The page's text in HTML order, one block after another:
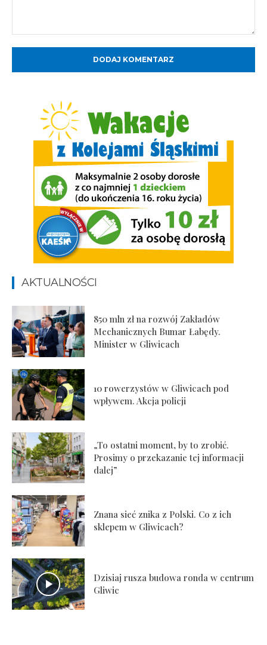
AKTUALNOŚCI
850 mln zł na rozwój Zakładów
Mechanicznych Bumar Łabędy.
Minister w Gliwicach
10 rowerzystów w Gliwicach pod
wpływem. Akcja policji
„To ostatni moment, by to zrobić.
Prosimy o przekazanie tej informacji
dalej”
Znana sieć znika z Polski. Co z ich
sklepem w Gliwicach?
Dzisiaj rusza budowa ronda w centrum
Gliwic